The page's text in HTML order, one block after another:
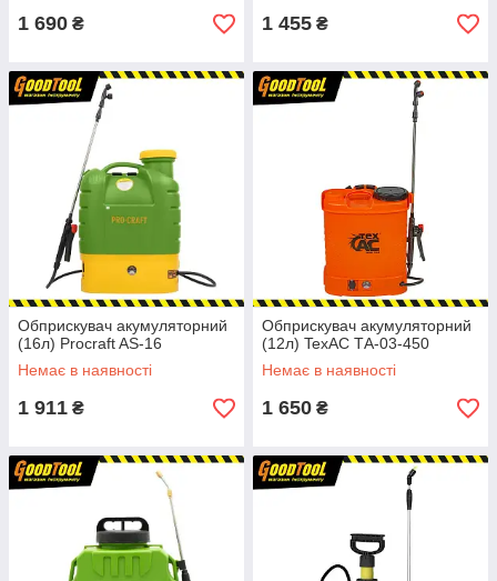
1 690 ₴ 1 455 ₴
Обприскувач акумуляторний
(16л) Procraft AS-16
Немає в наявності
1 911 ₴
Обприскувач акумуляторний
(12л) TexAC ТА-03-450
Немає в наявності
1 650 ₴